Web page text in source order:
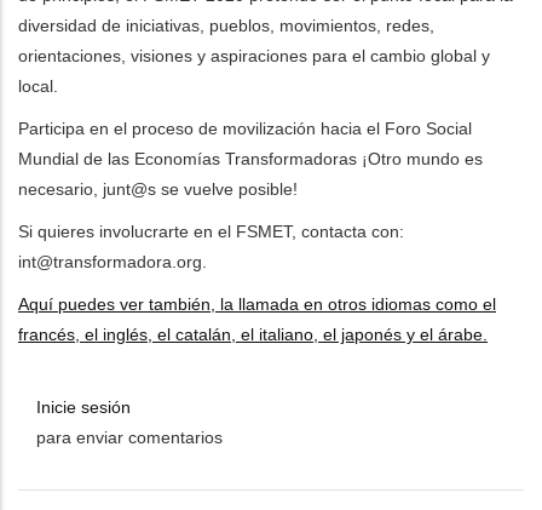
diversidad de iniciativas, pueblos, movimientos, redes,
orientaciones, visiones y aspiraciones para el cambio global y
local.
Participa en el proceso de movilización hacia el Foro Social
Mundial de las Economías Transformadoras ¡Otro mundo es
necesario, junt@s se vuelve posible!
Si quieres involucrarte en el FSMET, contacta con:
int@transformadora.org
Aquí puedes ver también, la llamada en otros idiomas como el
francés, el inglés, el catalán, el italiano, el japonés y el árabe.
Inicie sesión
para enviar comentarios